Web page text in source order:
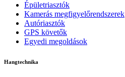
Épületriasztók
Kamerás megfigyelőrendszerek
Autóriasztók
GPS követők
Egyedi megoldások
Hangtechnika